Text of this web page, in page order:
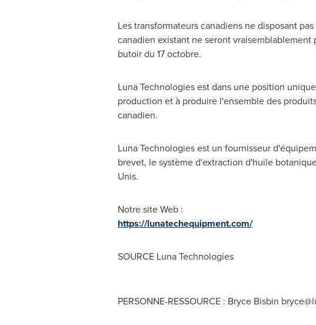
Les transformateurs canadiens ne disposant
canadien existant ne seront
butoir du 17 octobre.
Luna Technologies est dans une position
production et à produire l'ensemble des
canadien.
Luna Technologies est un fournisseur
brevet, le système d'extraction d'huile
Unis.
Notre site Web :
https://lunatechequipment.com/
SOURCE Luna Technologies
PERSONNE-RESSOURCE : Bryce Bisbin